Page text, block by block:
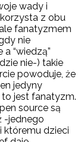
wady i
z obu
fanatyzmem
nie
“wiedzą”
nie-) takie
powoduje, że
jedyny
to jest fanatyzm.
source są
-jednego
któremu dzieci